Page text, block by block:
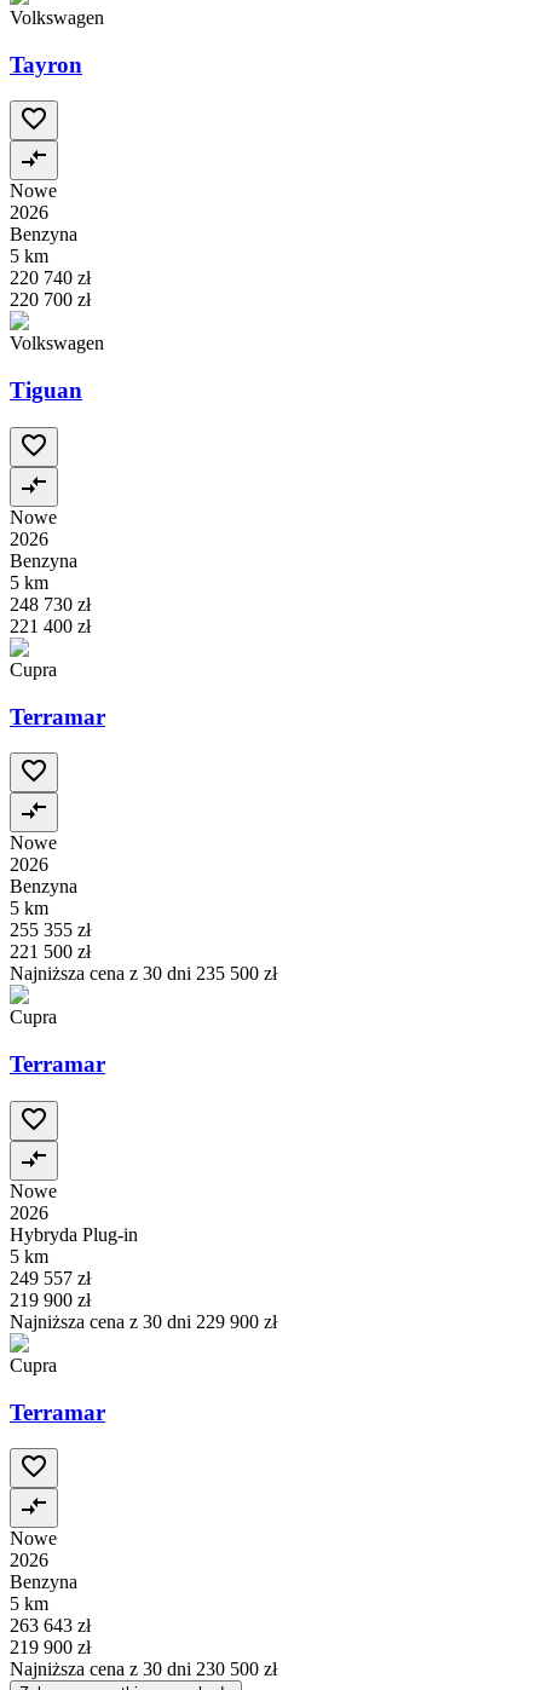
Volkswagen
Tayron
Nowe
2026
Benzyna
5 km
220 740 zł
220 700 zł
Volkswagen
Tiguan
Nowe
2026
Benzyna
5 km
248 730 zł
221 400 zł
Cupra
Terramar
Nowe
2026
Benzyna
5 km
255 355 zł
221 500 zł
Najniższa cena z 30 dni 235 500 zł
Cupra
Terramar
Nowe
2026
Hybryda Plug-in
5 km
249 557 zł
219 900 zł
Najniższa cena z 30 dni 229 900 zł
Cupra
Terramar
Nowe
2026
Benzyna
5 km
263 643 zł
219 900 zł
Najniższa cena z 30 dni 230 500 zł